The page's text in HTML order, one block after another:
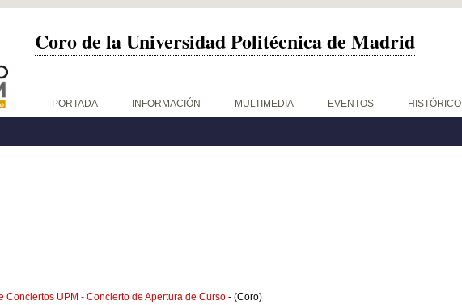
Coro de la Universidad Politécnica de Madrid
PORTADA INFORMACIÓN MULTIMEDIA EVENTOS HISTÓRICO
Conciertos UPM - Concierto de Apertura de Curso - (Coro)